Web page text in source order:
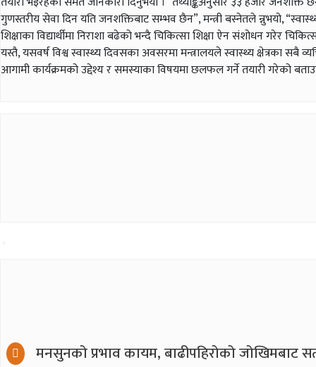
गुणस्तरीय सेवा दिन यति जनशक्तिबाट सम्भव छैन”, मन्त्री बस्नेतले न्नुभयो,
शिक्षाका विद्यार्थीमा निराशा बढेको भन्दै चिकित्सा शिक्षा ऐन संशोधन गरेर
यस्तै, यसवर्ष विश्व स्वास्थ्य दिवसका अवसरमा मन्त्रालयले स्वास्थ्य क्षेत्रका सबै
आगामी कार्यक्रमको उद्देश्य र समस्याका विषयमा छलफल गर्ने तयारी गरेको
मनसुनको प्रभाव कायम, बाढीपहिरोको जोखिमबाट